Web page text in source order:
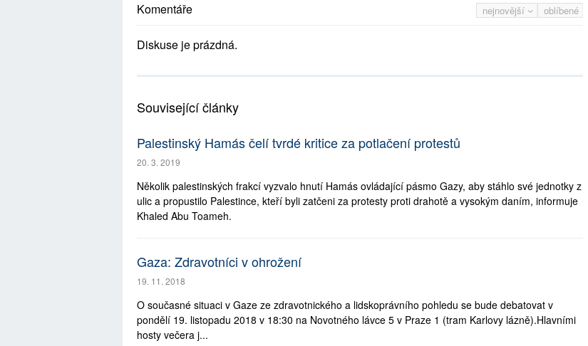
nejnovější oblíbené
Komentáře
Diskuse je prázdná.
Související články
Palestinský Hamás čelí tvrdé kritice za potlačení protestů
20. 3. 2019
Několik palestinských frakcí vyzvalo hnutí Hamás ovládající pásmo Gazy, aby stáhlo své jednotky z
ulic a propustilo Palestince, kteří byli zatčeni za protesty proti drahotě a vysokým daním, informuje
Khaled Abu Toameh.
Gaza: Zdravotníci v ohrožení
19. 11. 2018
O současné situaci v Gaze ze zdravotnického a lidskoprávního pohledu se bude debatovat v
pondělí 19. listopadu 2018 v 18:30 na Novotného lávce 5 v Praze 1 (tram Karlovy lázně).Hlavními
hosty večera j...